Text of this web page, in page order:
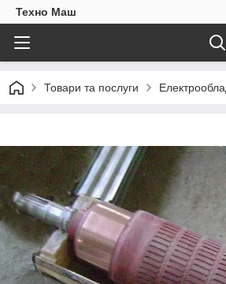
Техно Маш
Товари та послуги